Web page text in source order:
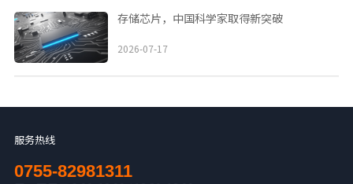
存储芯片，中国科学家取得新突破
2026-07-17
服务热线
0755-82981311